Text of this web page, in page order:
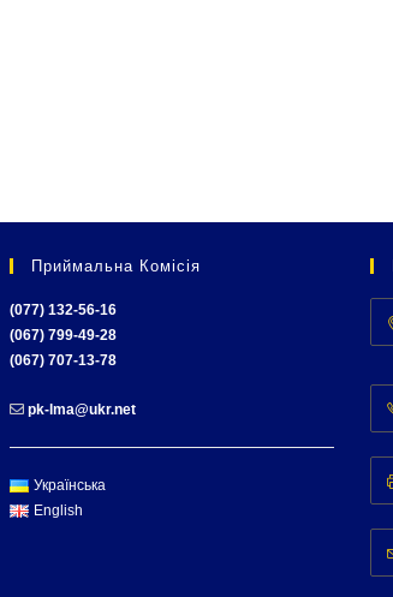
Приймальна Комісія
(077) 132-56-16
(067) 799-49-28
(067) 707-13-78
pk-lma@ukr.net
Українська
English